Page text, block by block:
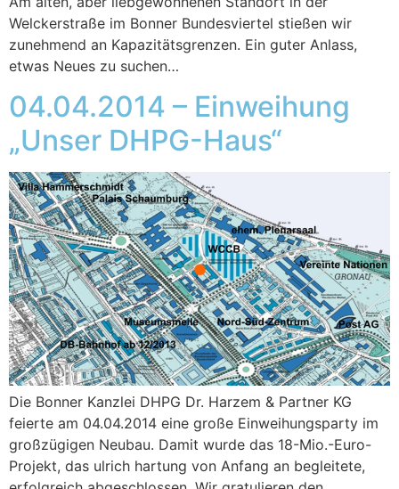
Welckerstraße im Bonner Bundesviertel stießen wir
zunehmend an Kapazitätsgrenzen. Ein guter Anlass,
etwas Neues zu suchen…
04.04.2014 – Einweihung
„Unser DHPG-Haus“
Die Bonner Kanzlei DHPG Dr. Harzem & Partner KG
feierte am 04.04.2014 eine große Einweihungsparty im
großzügigen Neubau. Damit wurde das 18-Mio.-Euro-
Projekt, das ulrich hartung von Anfang an begleitete,